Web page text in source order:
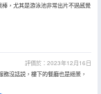
，尤其是游泳池非常出片不過感覺
評價於：2023年12月16日
沒話説，樓下的餐廳也是絕景，